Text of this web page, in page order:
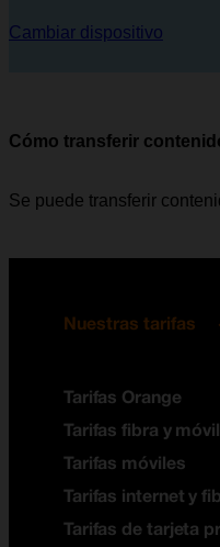
Cambiar dispositivo
Cómo transferir
Se puede transferir
Nuestras tarifas
Tarifas Orange
Tarifas fibra y móvil
Tarifas móviles
Tarifas internet y
Tarifas de tarjeta